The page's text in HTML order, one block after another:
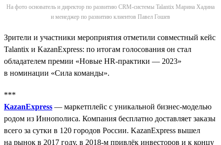
На фото основатель и директор по развитию CRM-системы Talantix Марина Хадина
и менеджер по развитию клиентов Павел Гошев
Зрители и участники мероприятия отметили совместный кейс
Talantix и KazanExpress: по итогам голосования он стал
обладателем премии «Новые HR-практики — 2023»
в номинации «Сила команды».
***
KazanExpress — маркетплейс с уникальной бизнес-моделью
родом из Иннополиса. Компания бесплатно доставляет заказы
всего за сутки в 120 городов России. KazanExpress вышел
на рынок в 2017 году, в 2018‑м привлёк инвесторов и к концу